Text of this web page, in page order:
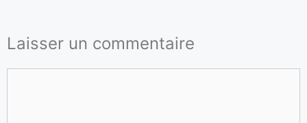
Laisser un commentaire